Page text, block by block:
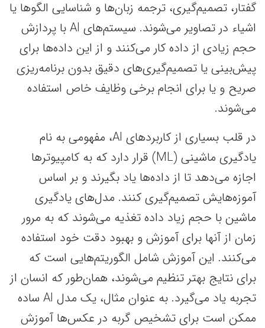
گفتار، تصمیم‌گیری، ترجمه زبان‌ها و شناسایی الگوها یا
اشیاء در تصاویر می‌شوند. سیستم‌های AI با پردازش
حجم زیادی از داده‌ کار می‌کنند و از این داده‌ها برای
پیش‌بینی‌ یا تصمیم‌گیری‌های دقیق بدون برنامه‌ریزی
صریح و یا برای انجام برخی وظایف خاص استفاده
می‌شوند.
در قلب بسیاری از کاربردهای AI، مفهومی به نام
یادگیری ماشینی (ML) قرار دارد که به کامپیوترها
اجازه می‌دهد تا از داده‌ها یاد بگیرند و بر اساس
آموزه‌هایش تصمیم‌گیری کنند. مدل‌های یادگیری
ماشین با حجم زیاد داده‌ تغذیه می‌شوند که به مرور
زمان از آنها برای آموزش و بهبود دقت خود استفاده
می‌کنند. این آموزش شامل الگوریتم‌هایی است که
برای نتایج بهتر تنظیم می‌شوند، همان‌طور که انسان از
تجربه یاد می‌گیرد. به عنوان مثال، یک مدل AI ساده
ممکن است برای تشخیص گربه‌ در عکس‌ها آموزش